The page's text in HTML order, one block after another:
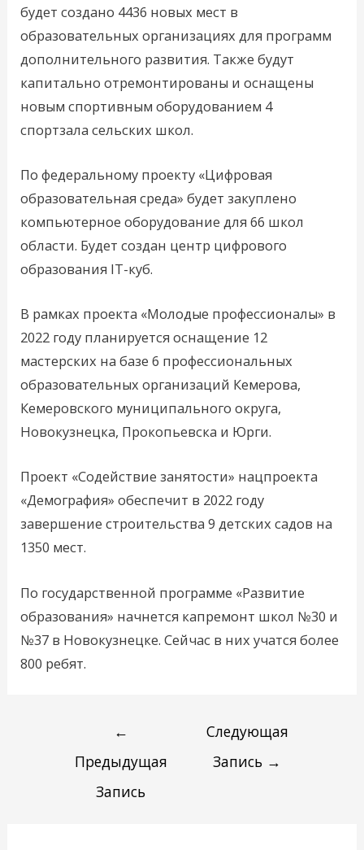
будет создано 4436 новых мест в
образовательных организациях для программ
дополнительного развития. Также будут
капитально отремонтированы и оснащены
новым спортивным оборудованием 4
спортзала сельских школ.
По федеральному проекту «Цифровая
образовательная среда» будет закуплено
компьютерное оборудование для 66 школ
области. Будет создан центр цифрового
образования IT-куб.
В рамках проекта «Молодые профессионалы» в
2022 году планируется оснащение 12
мастерских на базе 6 профессиональных
образовательных организаций Кемерова,
Кемеровского муниципального округа,
Новокузнецка, Прокопьевска и Юрги.
Проект «Содействие занятости» нацпроекта
«Демография» обеспечит в 2022 году
завершение строительства 9 детских садов на
1350 мест.
По государственной программе «Развитие
образования» начнется капремонт школ №30 и
№37 в Новокузнецке. Сейчас в них учатся более
800 ребят.
←
Предыдущая
Запись
Следующая
Запись →